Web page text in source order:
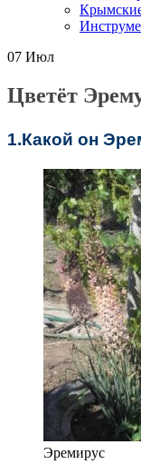
07 Июл
Цветёт
1.Какой он
Эремирус